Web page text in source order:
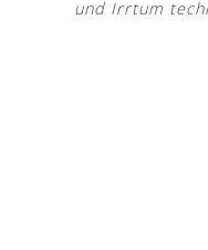
und Irrtum